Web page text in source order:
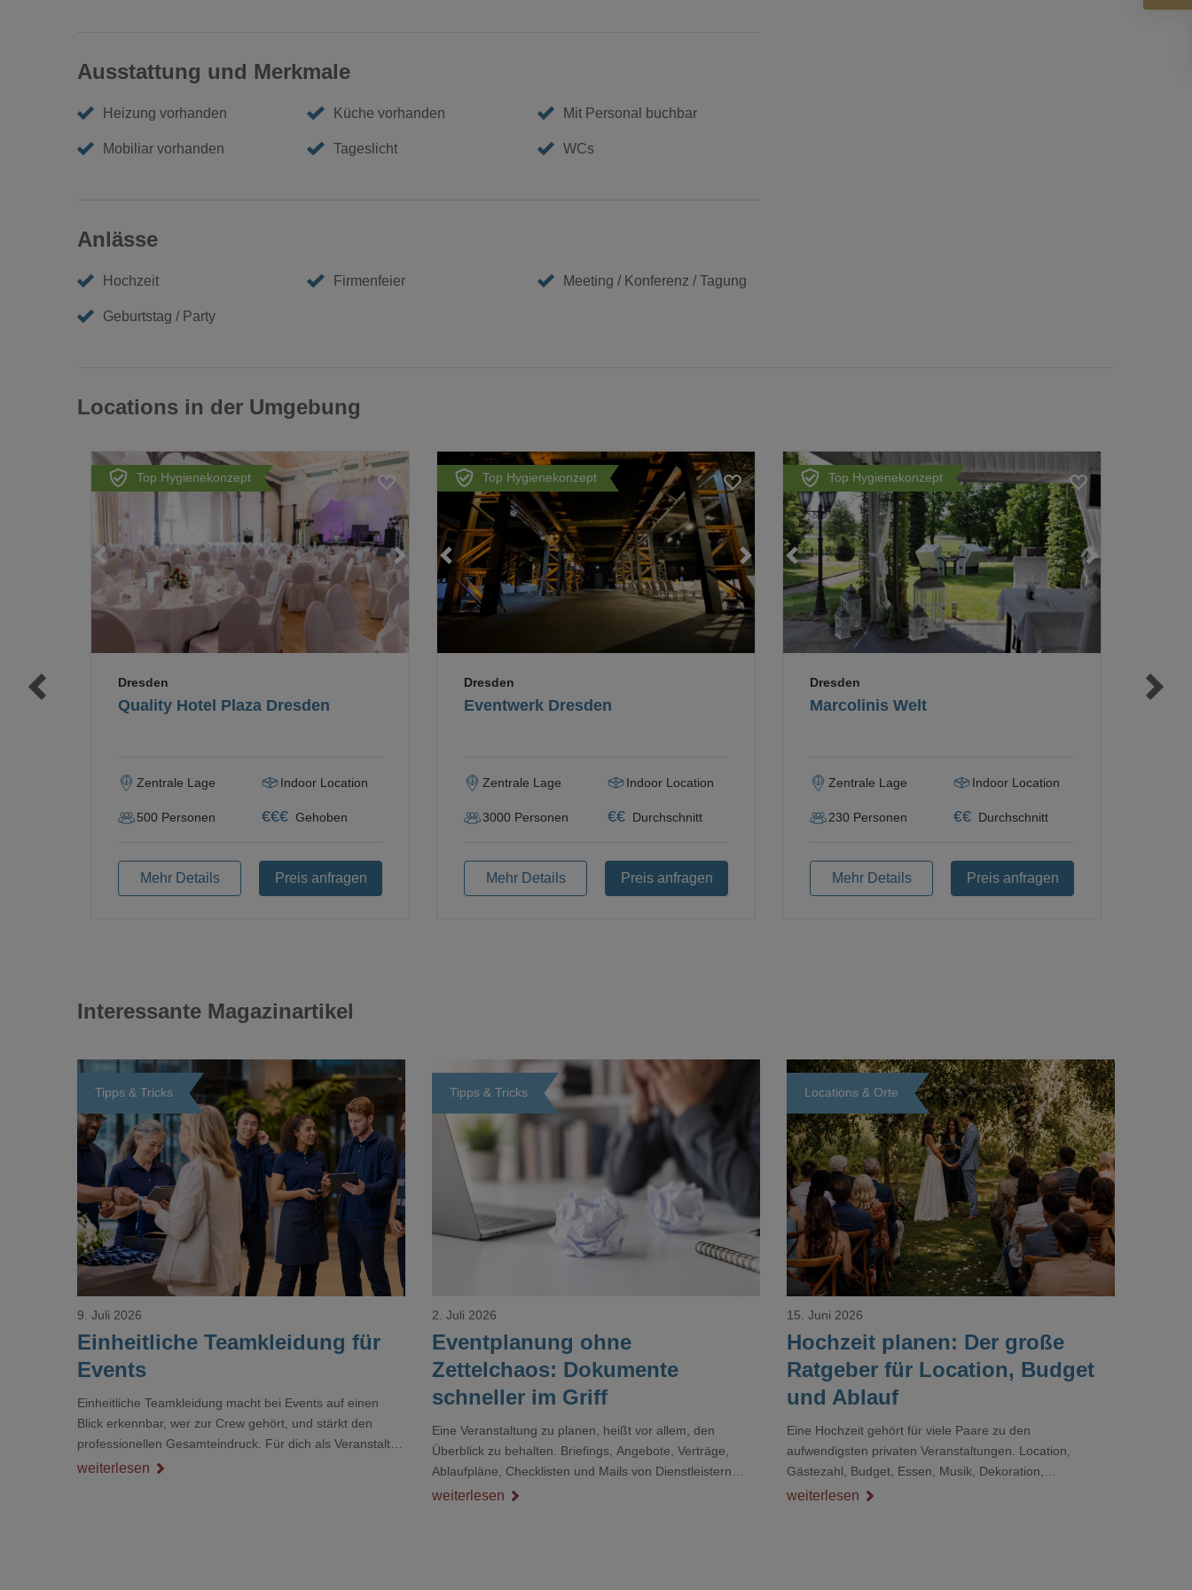
Ausstattung und Merkmale
Heizung vorhanden Küche vorhanden Mit Personal buchbar
Mobiliar vorhanden Tageslicht WCs
Anlässe
Hochzeit Firmenfeier Meeting / Konferenz / Tagung
Geburtstag / Party
Locations in der Umgebung
Top Hygienekonzept
Loading... Loading... Loading...
Quality Hotel Plaza Dresden
Dresden
Zentrale Lage Indoor Location
500 Personen €€€ Gehoben
Mehr Details Preis anfragen
Top Hygienekonzept
Loading... Loading... Loading...
Eventwerk Dresden
Dresden
Zentrale Lage Indoor Location
3000 Personen €€ Durchschnitt
Mehr Details Preis anfragen
Top Hygienekonzept
Loading... Loading...
Marcolinis Welt
Dresden
Zentrale Lage Indoor Location
230 Personen €€ Durchschnitt
Mehr Details Preis anfragen
Interessante Magazinartikel
Tipps & Tricks
Loading...
Einheitliche Teamkleidung für
Events
9. Juli 2026
Einheitliche Teamkleidung macht bei Events auf einen
Blick erkennbar, wer zur Crew gehört, und stärkt den
professionellen Gesamteindruck. Für dich als Veranstalter
ist das kein Nebenthema: Bei Textilien mit Stickerei oder
weiterlesen
Tipps & Tricks
Loading...
Eventplanung ohne
Zettelchaos: Dokumente
schneller im Griff
2. Juli 2026
Eine Veranstaltung zu planen, heißt vor allem, den
Überblick zu behalten. Briefings, Angebote, Verträge,
Ablaufpläne, Checklisten und Mails von Dienstleistern
sammeln sich rasch zu einem unübersichtlichen Stapel.
weiterlesen
Locations & Orte
Loading...
Hochzeit planen: Der große
Ratgeber für Location, Budget
und Ablauf
15. Juni 2026
Eine Hochzeit gehört für viele Paare zu den
aufwendigsten privaten Veranstaltungen. Location,
Gästezahl, Budget, Essen, Musik, Dekoration,
Dienstleister und Ablauf müssen zusammenpassen, damit
weiterlesen